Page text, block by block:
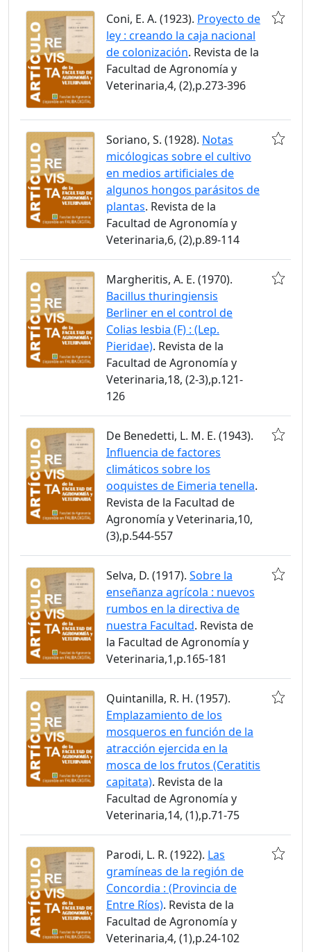
Coni, E. A. (1923). Proyecto de
ley : creando la caja nacional
de colonización. Revista de la
Facultad de Agronomía y
Veterinaria,4, (2),p.273-396
Soriano, S. (1928). Notas
micólogicas sobre el cultivo
en medios artificiales de
algunos hongos parásitos de
plantas. Revista de la
Facultad de Agronomía y
Veterinaria,6, (2),p.89-114
Margheritis, A. E. (1970).
Bacillus thuringiensis
Berliner en el control de
Colias lesbia (F) : (Lep.
Pieridae). Revista de la
Facultad de Agronomía y
Veterinaria,18, (2-3),p.121-
126
De Benedetti, L. M. E. (1943).
Influencia de factores
climáticos sobre los
ooquistes de Eimeria tenella.
Revista de la Facultad de
Agronomía y Veterinaria,10,
(3),p.544-557
Selva, D. (1917). Sobre la
enseñanza agrícola : nuevos
rumbos en la directiva de
nuestra Facultad. Revista de
la Facultad de Agronomía y
Veterinaria,1,p.165-181
Quintanilla, R. H. (1957).
Emplazamiento de los
mosqueros en función de la
atracción ejercida en la
mosca de los frutos (Ceratitis
capitata). Revista de la
Facultad de Agronomía y
Veterinaria,14, (1),p.71-75
Parodi, L. R. (1922). Las
gramíneas de la región de
Concordia : (Provincia de
Entre Ríos). Revista de la
Facultad de Agronomía y
Veterinaria,4, (1),p.24-102